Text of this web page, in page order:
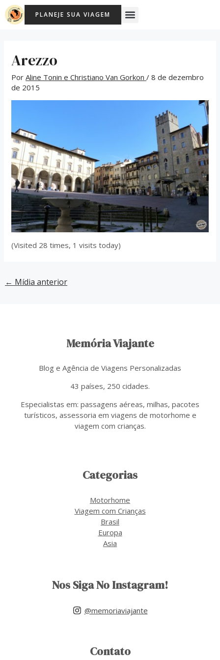
para
PLANEJE SUA VIAGEM Menu
Arezzo
PorAline Tonin e Christiano Van Gorkon/8 de dezembro
de 2015
(Visited 28 times, 1 visits today)
Post
navigation
← Mídia anterior
Memória Viajante
Blog e Agência de Viagens Personalizadas
43 países, 250 cidades.
Especialistas em: passagens aéreas, milhas, pacotes
turísticos, assessoria em viagens de motorhome e
viagem com crianças.
Categorias
Motorhome
Viagem com Crianças
Brasil
Europa
Asia
Nos Siga No Instagram!
@memoriaviajante
Contato